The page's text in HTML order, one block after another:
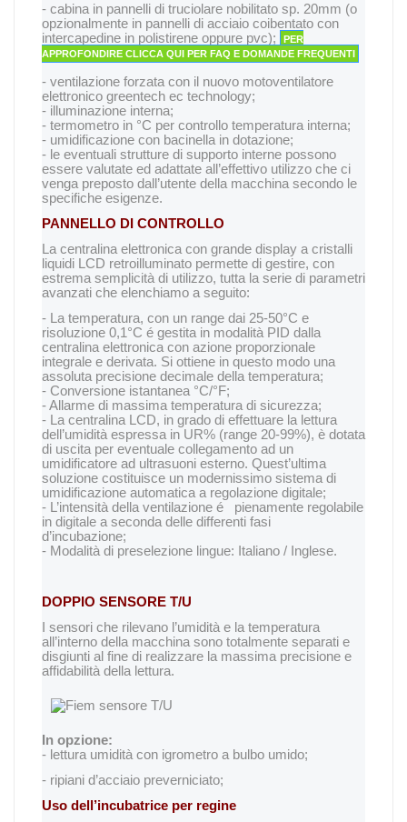
- cabina in pannelli di truciolare nobilitato sp. 20mm (o
opzionalmente in pannelli di acciaio coibentato con
intercapedine in polistirene oppure pvc);
PER
APPROFONDIRE CLICCA QUI PER FAQ E DOMANDE FREQUENTI
- ventilazione forzata con il nuovo motoventilatore
elettronico greentech ec technology;
- illuminazione interna;
- termometro in °C per controllo temperatura interna;
- umidificazione con bacinella in dotazione;
- le eventuali strutture di supporto interne possono
essere valutate ed adattate all’effettivo utilizzo che ci
venga preposto dall’utente della macchina secondo le
specifiche esigenze.
PANNELLO DI CONTROLLO
La centralina elettronica con grande display a cristalli
liquidi LCD retroilluminato permette di gestire, con
estrema semplicità di utilizzo, tutta la serie di parametri
avanzati che elenchiamo a seguito:
- La temperatura, con un range dai 25-50°C e
risoluzione 0,1°C é gestita in modalità PID dalla
centralina elettronica con azione proporzionale
integrale e derivata. Si ottiene in questo modo una
assoluta precisione decimale della temperatura;
- Conversione istantanea °C/°F;
- Allarme di massima temperatura di sicurezza;
- La centralina LCD, in grado di effettuare la lettura
dell’umidità espressa in UR% (range 20-99%), è dotata
di uscita per eventuale collegamento ad un
umidificatore ad ultrasuoni esterno. Quest’ultima
soluzione costituisce un modernissimo sistema di
umidificazione automatica a regolazione digitale;
- L’intensità della ventilazione é pienamente regolabile
in digitale a seconda delle differenti fasi
d’incubazione;
- Modalità di preselezione lingue: Italiano / Inglese.
DOPPIO SENSORE T/U
I sensori che rilevano l’umidità e la temperatura
all’interno della macchina sono totalmente separati e
disgiunti al fine di realizzare la massima precisione e
affidabilità della lettura.
In opzione:
- lettura umidità con igrometro a bulbo umido;
- ripiani d’acciaio preverniciato;
Uso dell’incubatrice per regine